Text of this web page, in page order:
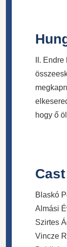
II.
hogy ő
Blaskó
Almási
Szirtes
Vincze